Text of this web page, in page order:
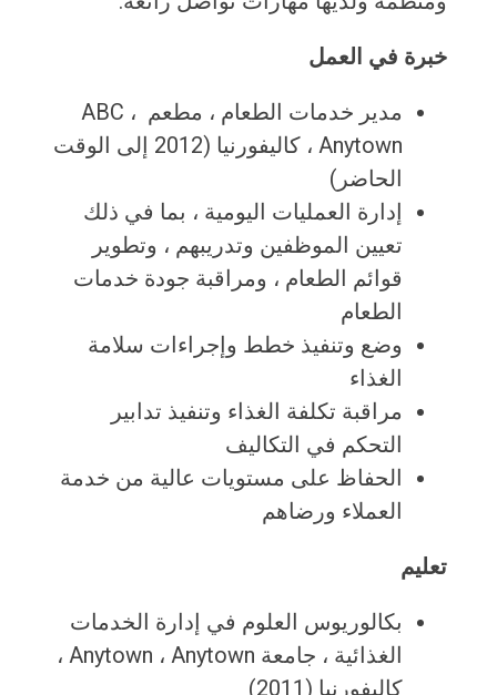
خبرة في العمل
مدير خدمات الطعام ، مطعم ABC ، ​​
Anytown ، كاليفورنيا (2012 إلى الوقت
الحاضر)
إدارة العمليات اليومية ، بما في ذلك
تعيين الموظفين وتدريبهم ، وتطوير
قوائم الطعام ، ومراقبة جودة خدمات
الطعام
وضع وتنفيذ خطط وإجراءات سلامة
الغذاء
مراقبة تكلفة الغذاء وتنفيذ تدابير
التحكم في التكاليف
الحفاظ على مستويات عالية من خدمة
العملاء ورضاهم
تعليم
بكالوريوس العلوم في إدارة الخدمات
الغذائية ، جامعة Anytown ، Anytown ،
كاليفورنيا (2011)